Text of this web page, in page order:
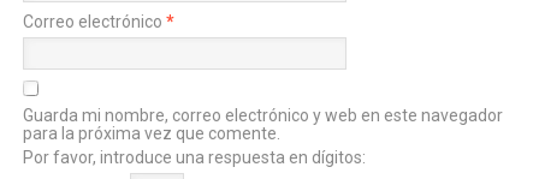
Correo electrónico *
Guarda mi nombre, correo electrónico y web en este navegador
para la próxima vez que comente.
Por favor, introduce una respuesta en dígitos: